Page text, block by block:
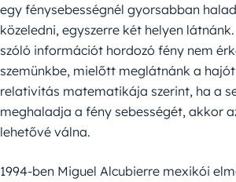
egy fénysebességnél gyorsabban
közeledni, egyszerre két helyen
szóló információt hordozó fény nem
szemünkbe, mielőtt meglátnánk a
relativitás matematikája szerint, ha a
meghaladja a fény sebességét, akkor
lehetővé válna.
1994-ben Miguel Alcubierre mexikói